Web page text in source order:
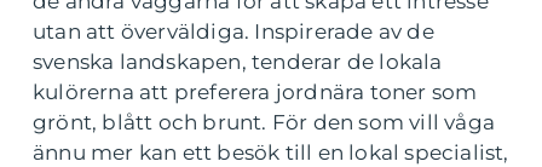
utan att överväldiga. Inspirerade av de
svenska landskapen, tenderar de lokala
kulörerna att preferera jordnära toner som
grönt, blått och brunt. För den som vill våga
ännu mer kan ett besök till en lokal specialist,